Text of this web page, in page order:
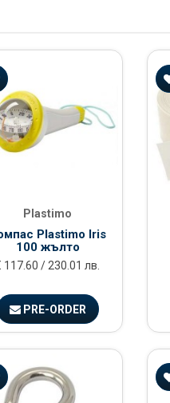
Plastimo
Plastimo Iris
100 жълто
117.60 / 230.01 лв.
PRE-ORDER